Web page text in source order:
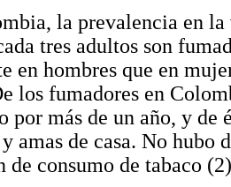
la prevalencia en la
tres adultos son
en hombres que en
los fumadores en
por más de un año, y de
amas de casa. No hubo
de consumo de tabaco